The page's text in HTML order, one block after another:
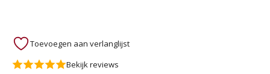
Toevoegen aan verlanglijst
Bekijk reviews